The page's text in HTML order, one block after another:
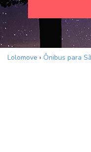
Lolomove › Ônibus para